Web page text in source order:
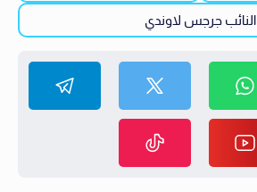
النائب جرجس لاوندي